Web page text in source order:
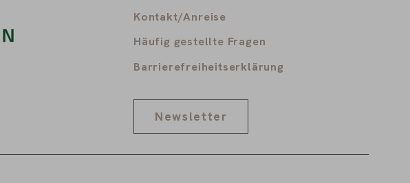
Kontakt/Anreise
Häufig gestellte Fragen
Barrierefreiheitserklärung
Newsletter